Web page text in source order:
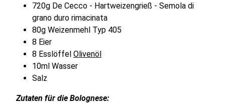
720g De Cecco - Hartweizengrieß - Semola di
grano duro rimacinata
80g Weizenmehl Typ 405
8 Eier
8 Esslöffel Olivenöl
10ml Wasser
Salz
Zutaten für die Bolognese: